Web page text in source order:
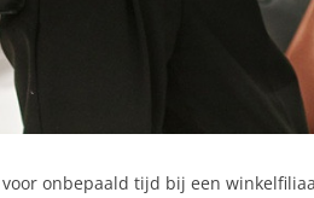
onbepaald tijd bij een